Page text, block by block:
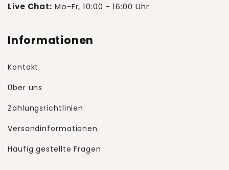
Live Chat: Mo-Fr, 10:00 - 16:00 Uhr
Informationen
Kontakt
Über uns
Zahlungsrichtlinien
Versandinformationen
Häufig gestellte Fragen